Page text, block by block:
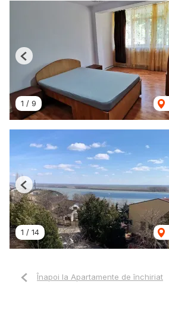
1 / 9
Previous
1 / 14
Previous
Înapoi la Apartamente de închiriat